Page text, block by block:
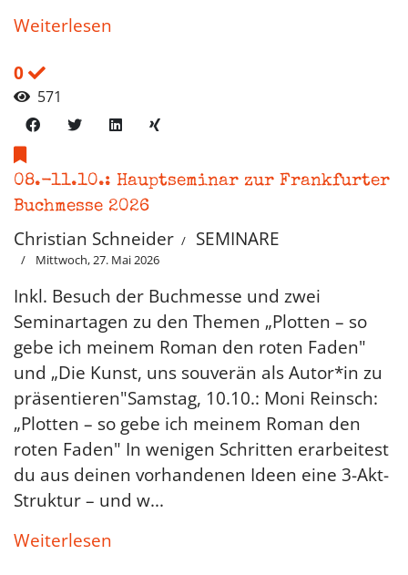
Weiterlesen
0
571
08.-11.10.: Hauptseminar zur Frankfurter
Buchmesse 2026
Christian Schneider SEMINARE
Mittwoch, 27. Mai 2026
Inkl. Besuch der Buchmesse und zwei
Seminartagen zu den Themen „Plotten – so
gebe ich meinem Roman den roten Faden"
und „Die Kunst, uns souverän als Autor*in zu
präsentieren"Samstag, 10.10.: Moni Reinsch:
„Plotten – so gebe ich meinem Roman den
roten Faden" In wenigen Schritten erarbeitest
du aus deinen vorhandenen Ideen eine 3-Akt-
Struktur – und w...
Weiterlesen